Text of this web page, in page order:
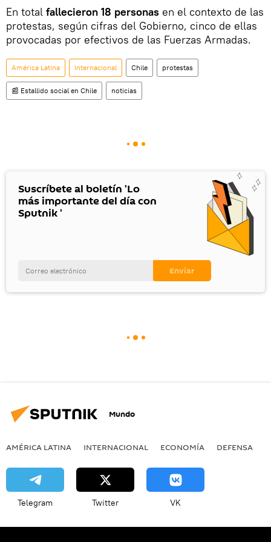
En total fallecieron 18 personas en el contexto de las
protestas, según cifras del Gobierno, cinco de ellas
provocadas por efectivos de las Fuerzas Armadas.
América Latina Internacional Chile protestas
📰 Estallido social en Chile noticias
Suscríbete al boletín 'Lo
más importante del día con
Sputnik '
Mundo
AMÉRICA LATINA INTERNACIONAL ECONOMÍA DEFENSA
Telegram Twitter VK